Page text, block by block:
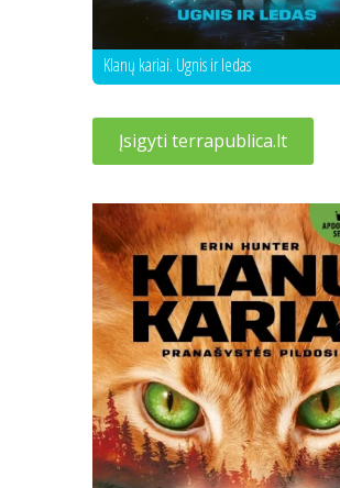
Klanų kariai. Ugnis ir ledas
Įsigyti terrapublica.lt